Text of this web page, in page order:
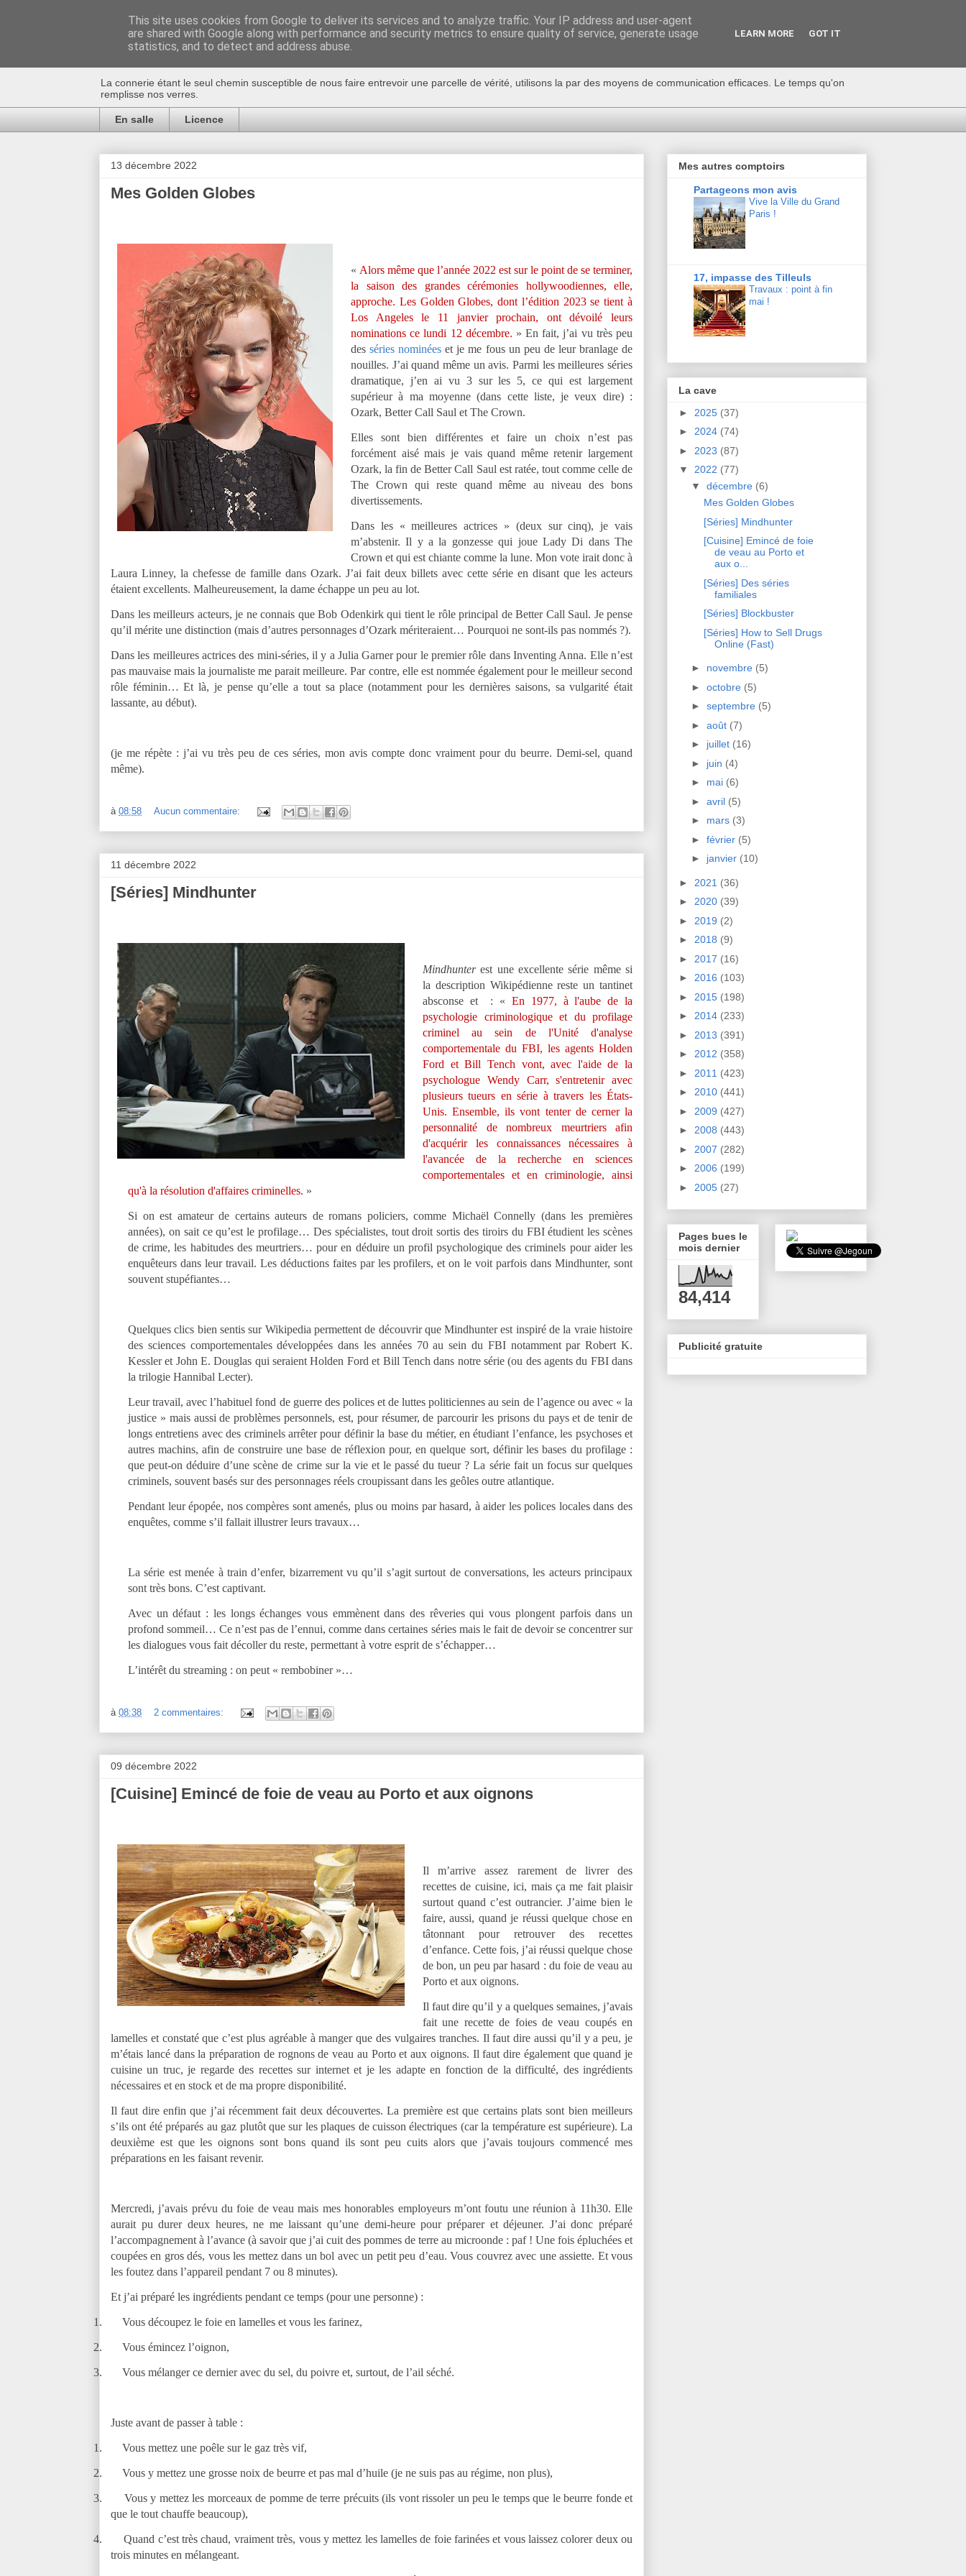
Au bistro !
La connerie étant le seul chemin susceptible de nous faire entrevoir une parcelle de vérité, utilisons la par des moyens de communication efficaces. Le temps qu'on
remplisse nos verres.
En salle Licence
13 décembre 2022
Mes Golden Globes
« Alors même que l’année 2022 est sur le point de se terminer,
la saison des grandes cérémonies hollywoodiennes, elle,
approche. Les Golden Globes, dont l’édition 2023 se tient à
Los Angeles le 11 janvier prochain, ont dévoilé leurs
nominations ce lundi 12 décembre. » En fait, j’ai vu très peu
desséries nominées et je me fous un peu de leur branlage de
nouilles. J’ai quand même un avis. Parmi les meilleures séries
dramatique, j’en ai vu 3 sur les 5, ce qui est largement
supérieur à ma moyenne (dans cette liste, je veux dire) :
Ozark, Better Call Saul et The Crown.
Elles sont bien différentes et faire un choix n’est pas
forcément aisé mais je vais quand même retenir largement
Ozark, la fin de Better Call Saul est ratée, tout comme celle de
The Crown qui reste quand même au niveau des bons
divertissements.
Dans les « meilleures actrices » (deux sur cinq), je vais
m’abstenir. Il y a la gonzesse qui joue Lady Di dans The
Crown et qui est chiante comme la lune. Mon vote irait donc à
Laura Linney, la chefesse de famille dans Ozark. J’ai fait deux billets avec cette série en disant que les acteurs
étaient excellents. Malheureusement, la dame échappe un peu au lot.
Dans les meilleurs acteurs, je ne connais que Bob Odenkirk qui tient le rôle principal de Better Call Saul. Je pense
qu’il mérite une distinction (mais d’autres personnages d’Ozark mériteraient… Pourquoi ne sont-ils pas nommés ?).
Dans les meilleures actrices des mini-séries, il y a Julia Garner pour le premier rôle dans Inventing Anna. Elle n’est
pas mauvaise mais la journaliste me parait meilleure. Par contre, elle est nommée également pour le meilleur second
rôle féminin… Et là, je pense qu’elle a tout sa place (notamment pour les dernières saisons, sa vulgarité était
lassante, au début).
(je me répète : j’ai vu très peu de ces séries, mon avis compte donc vraiment pour du beurre. Demi-sel, quand
même).
à 08:58 Aucun commentaire:
11 décembre 2022
[Séries] Mindhunter
Mindhunterest une excellente série même si
la description Wikipédienne reste un tantinet
absconse et : « En 1977, à l'aube de la
psychologie criminologique et du profilage
criminel au sein de l'Unité d'analyse
comportementale du FBI, les agents Holden
Ford et Bill Tench vont, avec l'aide de la
psychologue Wendy Carr, s'entretenir avec
plusieurs tueurs en série à travers les États-
Unis. Ensemble, ils vont tenter de cerner la
personnalité de nombreux meurtriers afin
d'acquérir les connaissances nécessaires à
l'avancée de la recherche en sciences
comportementales et en criminologie, ainsi
qu'à la résolution d'affaires criminelles. »
Si on est amateur de certains auteurs de romans policiers, comme Michaël Connelly (dans les premières
années), on sait ce qu’est le profilage… Des spécialistes, tout droit sortis des tiroirs du FBI étudient les scènes
de crime, les habitudes des meurtriers… pour en déduire un profil psychologique des criminels pour aider les
enquêteurs dans leur travail. Les déductions faites par les profilers, et on le voit parfois dans Mindhunter, sont
souvent stupéfiantes…
Quelques clics bien sentis sur Wikipedia permettent de découvrir que Mindhunter est inspiré de la vraie histoire
des sciences comportementales développées dans les années 70 au sein du FBI notamment par Robert K.
Kessler et John E. Douglas qui seraient Holden Ford et Bill Tench dans notre série (ou des agents du FBI dans
la trilogie Hannibal Lecter).
Leur travail, avec l’habituel fond de guerre des polices et de luttes politiciennes au sein de l’agence ou avec « la
justice » mais aussi de problèmes personnels, est, pour résumer, de parcourir les prisons du pays et de tenir de
longs entretiens avec des criminels arrêter pour définir la base du métier, en étudiant l’enfance, les psychoses et
autres machins, afin de construire une base de réflexion pour, en quelque sort, définir les bases du profilage :
que peut-on déduire d’une scène de crime sur la vie et le passé du tueur ? La série fait un focus sur quelques
criminels, souvent basés sur des personnages réels croupissant dans les geôles outre atlantique.
Pendant leur épopée, nos compères sont amenés, plus ou moins par hasard, à aider les polices locales dans des
enquêtes, comme s’il fallait illustrer leurs travaux…
La série est menée à train d’enfer, bizarrement vu qu’il s’agit surtout de conversations, les acteurs principaux
sont très bons. C’est captivant.
Avec un défaut : les longs échanges vous emmènent dans des rêveries qui vous plongent parfois dans un
profond sommeil… Ce n’est pas de l’ennui, comme dans certaines séries mais le fait de devoir se concentrer sur
les dialogues vous fait décoller du reste, permettant à votre esprit de s’échapper…
L’intérêt du streaming : on peut « rembobiner »…
à 08:38 2 commentaires:
09 décembre 2022
[Cuisine] Emincé de foie de veau au Porto et aux oignons
Il m’arrive assez rarement de livrer des
recettes de cuisine, ici, mais ça me fait plaisir
surtout quand c’est outrancier. J’aime bien le
faire, aussi, quand je réussi quelque chose en
tâtonnant pour retrouver des recettes
d’enfance. Cette fois, j’ai réussi quelque chose
de bon, un peu par hasard : du foie de veau au
Porto et aux oignons.
Il faut dire qu’il y a quelques semaines, j’avais
fait une recette de foies de veau coupés en
lamelles et constaté que c’est plus agréable à manger que des vulgaires tranches. Il faut dire aussi qu’il y a peu, je
m’étais lancé dans la préparation de rognons de veau au Porto et aux oignons. Il faut dire également que quand je
cuisine un truc, je regarde des recettes sur internet et je les adapte en fonction de la difficulté, des ingrédients
nécessaires et en stock et de ma propre disponibilité.
Il faut dire enfin que j’ai récemment fait deux découvertes. La première est que certains plats sont bien meilleurs
s’ils ont été préparés au gaz plutôt que sur les plaques de cuisson électriques (car la température est supérieure). La
deuxième est que les oignons sont bons quand ils sont peu cuits alors que j’avais toujours commencé mes
préparations en les faisant revenir.
Mercredi, j’avais prévu du foie de veau mais mes honorables employeurs m’ont foutu une réunion à 11h30. Elle
aurait pu durer deux heures, ne me laissant qu’une demi-heure pour préparer et déjeuner. J’ai donc préparé
l’accompagnement à l’avance (à savoir que j’ai cuit des pommes de terre au microonde : paf ! Une fois épluchées et
coupées en gros dés, vous les mettez dans un bol avec un petit peu d’eau. Vous couvrez avec une assiette. Et vous
les foutez dans l’appareil pendant 7 ou 8 minutes).
Et j’ai préparé les ingrédients pendant ce temps (pour une personne) :
1. Vous découpez le foie en lamelles et vous les farinez,
2. Vous émincez l’oignon,
3. Vous mélanger ce dernier avec du sel, du poivre et, surtout, de l’ail séché.
Juste avant de passer à table :
1. Vous mettez une poêle sur le gaz très vif,
2. Vous y mettez une grosse noix de beurre et pas mal d’huile (je ne suis pas au régime, non plus),
3.
Vous y mettez les morceaux de pomme de terre précuits (ils vont rissoler un peu le temps que le beurre fonde et
que le tout chauffe beaucoup),
4.
Quand c’est très chaud, vraiment très, vous y mettez les lamelles de foie farinées et vous laissez colorer deux ou
trois minutes en mélangeant.
Mes autres comptoirs
Partageons mon avis
Vive la Ville du Grand
Paris !
17, impasse des Tilleuls
Travaux : point à fin
mai !
La cave
► 2025 (37)
► 2024 (74)
► 2023 (87)
▼ 2022 (77)
▼ décembre (6)
Mes Golden Globes
[Séries] Mindhunter
[Cuisine] Emincé de foie
de veau au Porto et
aux o...
[Séries] Des séries
familiales
[Séries] Blockbuster
[Séries] How to Sell Drugs
Online (Fast)
► novembre (5)
► octobre (5)
► septembre (5)
► août (7)
► juillet (16)
► juin (4)
► mai (6)
► avril (5)
► mars (3)
► février (5)
► janvier (10)
► 2021 (36)
► 2020 (39)
► 2019 (2)
► 2018 (9)
► 2017 (16)
► 2016 (103)
► 2015 (198)
► 2014 (233)
► 2013 (391)
► 2012 (358)
► 2011 (423)
► 2010 (441)
► 2009 (427)
► 2008 (443)
► 2007 (282)
► 2006 (199)
► 2005 (27)
Pages bues le
mois dernier
84,414
Publicité gratuite
This site uses cookies from Google to deliver its services and to analyze traffic. Your IP address and user-agent
are shared with Google along with performance and security metrics to ensure quality of service, generate usage
statistics, and to detect and address abuse.
LEARN MORE GOT IT